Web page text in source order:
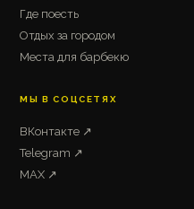
Где поесть
Отдых за городом
Места для барбекю
МЫ В СОЦСЕТЯХ
ВКонтакте ↗
Telegram ↗
MAX ↗